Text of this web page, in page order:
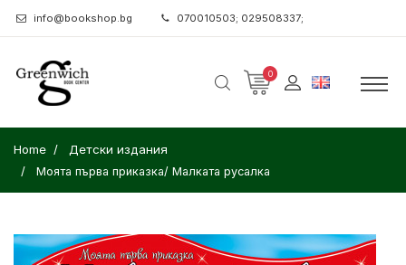
info@bookshop.bg 070010503; 029508337;
0
Home Детски издания
Моята първа приказка/ Малката русалка